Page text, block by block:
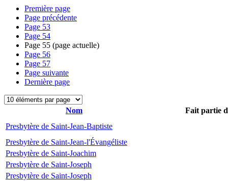
Première page
Page précédente
Page 53
Page 54
Page 55 (page actuelle)
Page 56
Page 57
Page suivante
Dernière page
Nom
Fait partie
Presbytère de Saint-Jean-Baptiste
Presbytère de Saint-Jean-l'Évangéliste
Presbytère de Saint-Joachim
Presbytère de Saint-Joseph
Presbytère de Saint-Joseph